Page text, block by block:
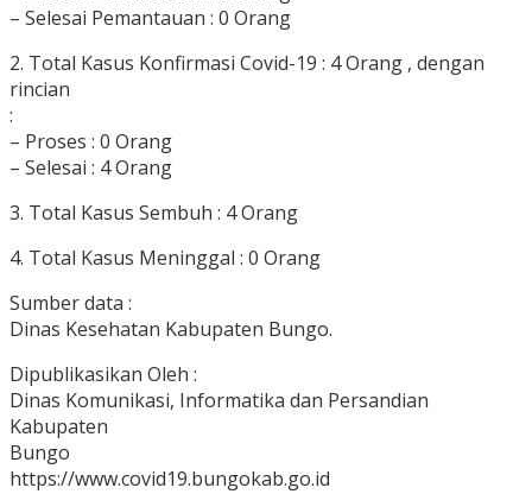
– Selesai Pemantauan : 0 Orang
2. Total Kasus Konfirmasi Covid-19 : 4 Orang , dengan
rincian
:
– Proses : 0 Orang
– Selesai : 4 Orang
3. Total Kasus Sembuh : 4 Orang
4. Total Kasus Meninggal : 0 Orang
Sumber data :
Dinas Kesehatan Kabupaten Bungo.
Dipublikasikan Oleh :
Dinas Komunikasi, Informatika dan Persandian
Kabupaten
Bungo
https://www.covid19.bungokab.go.id